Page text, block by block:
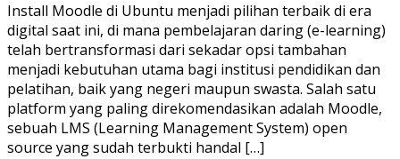
Install Moodle di Ubuntu menjadi pilihan terbaik di era
digital saat ini, di mana pembelajaran daring (e-learning)
telah bertransformasi dari sekadar opsi tambahan
menjadi kebutuhan utama bagi institusi pendidikan dan
pelatihan, baik yang negeri maupun swasta. Salah satu
platform yang paling direkomendasikan adalah Moodle,
sebuah LMS (Learning Management System) open
source yang sudah terbukti handal […]